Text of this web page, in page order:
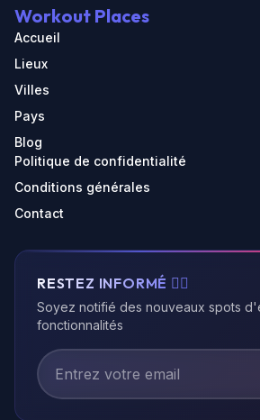
Workout Places
Accueil
Lieux
Villes
Pays
Blog
Politique de confidentialité
Conditions générales
Contact
RESTEZ INFORMÉ 🏃‍♂️
Soyez notifié des nouveaux spots
fonctionnalités